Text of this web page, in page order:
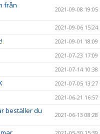
från
2021-09-08 19:05
2021-09-06 15:24
2021-09-01 18:09
2021-07-23 17:09
2021-07-14 10:38
2021-07-05 13:27
2021-06-21 16:57
beställer du
2021-06-13 08:28